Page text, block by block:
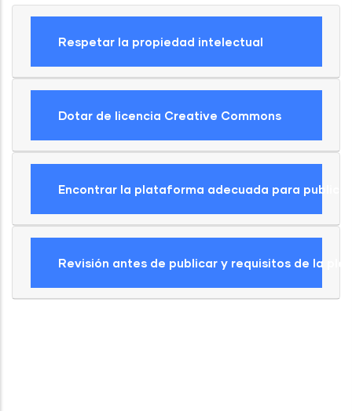
Respetar la propiedad intelectual
Dotar de licencia Creative Commons
Encontrar la plataforma adecuada para publicar
Revisión antes de publicar y requisitos de la